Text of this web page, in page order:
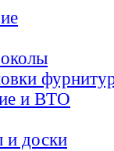
и ВТО
и доски